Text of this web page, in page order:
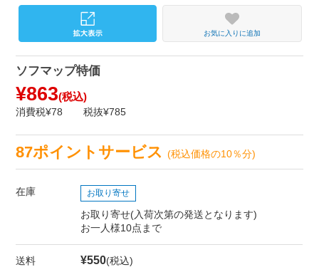
お気に入りに追加
ソフマップ特価
¥863(税込)
消費税¥78 税抜¥785
87ポイントサービス(税込価格の10％分)
在庫 お取り寄せ
お取り寄せ(入荷次第の発送となります)
お一人様10点まで
送料 ¥550(税込)